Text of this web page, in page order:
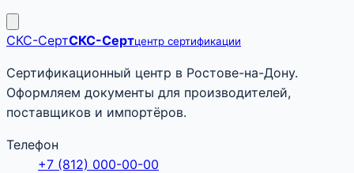
СКС-СертСКС-Сертцентр сертификации
Сертификационный центр в Ростове-на-Дону.
Оформляем документы для производителей,
поставщиков и импортёров.
Телефон
+7 (812) 000-00-00